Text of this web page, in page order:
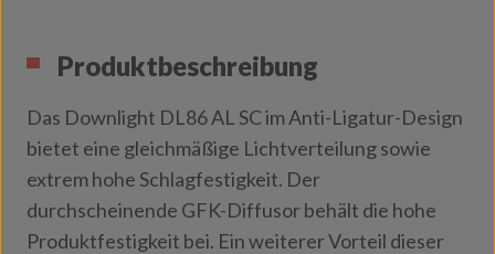
Produktbeschreibung
Das Downlight DL86 AL SC im Anti-Ligatur-Design
bietet eine gleichmäßige Lichtverteilung sowie
extrem hohe Schlagfestigkeit. Der
durchscheinende GFK-Diffusor behält die hohe
Produktfestigkeit bei. Ein weiterer Vorteil dieser